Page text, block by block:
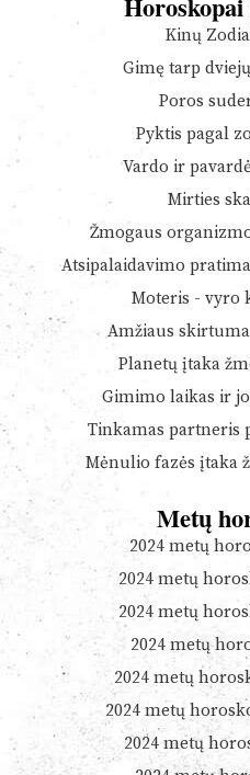
Kinų
Gimę tarp
Poros
Pyktis pagal
Vardo ir
Mirties
Žmogaus
Atsipalaidavimo
Moteris - vyro
Amžiaus
Planetų įtaka
Gimimo laikas ir
Tinkamas partneris
Mėnulio fazės įtaka
Metų
2024 metų
2024 metų
2024 metų
2024 metų
2024 metų
2024 metų
2024 metų